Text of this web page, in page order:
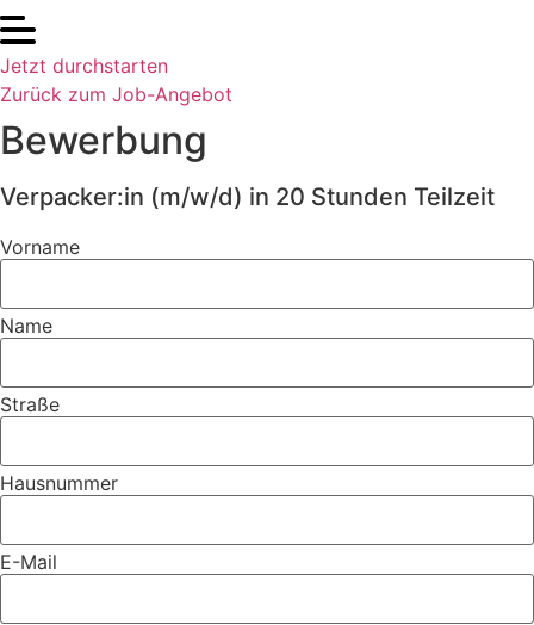
Jetzt durchstarten
Zurück zum Job-Angebot
Bewerbung
Verpacker:in (m/w/d) in 20 Stunden Teilzeit
Vorname
Name
Straße
Hausnummer
E-Mail